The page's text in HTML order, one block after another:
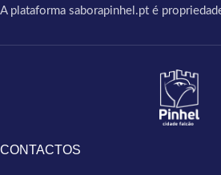
A plataforma saborapinhel.pt é
CONTACTOS